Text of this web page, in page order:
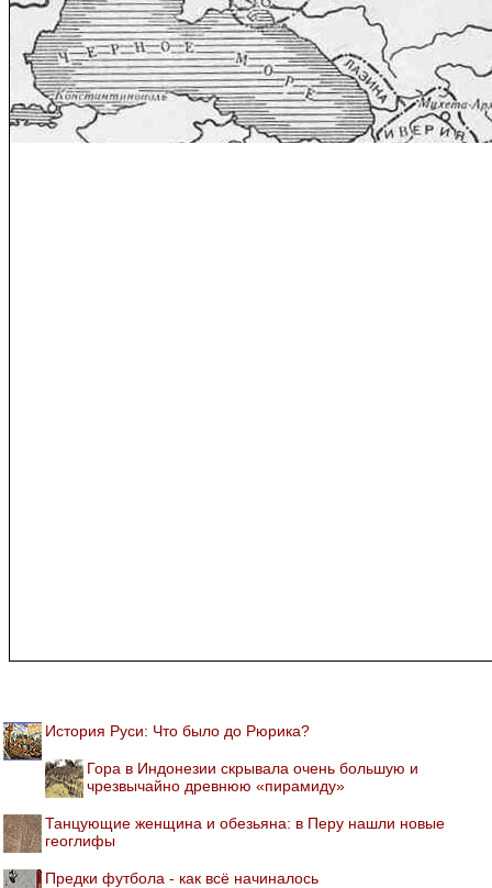
История Руси: Что было до Рюрика?
Гора в Индонезии скрывала очень большую и
чрезвычайно древнюю «пирамиду»
Танцующие женщина и обезьяна: в Перу нашли новые
геоглифы
Предки футбола - как всё начиналось